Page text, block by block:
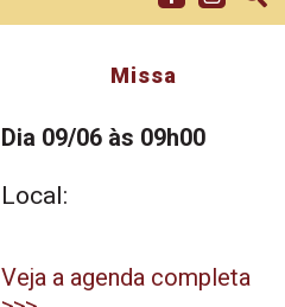
Missa
Dia 09/06 às 09h00
Local:
Veja a agenda completa